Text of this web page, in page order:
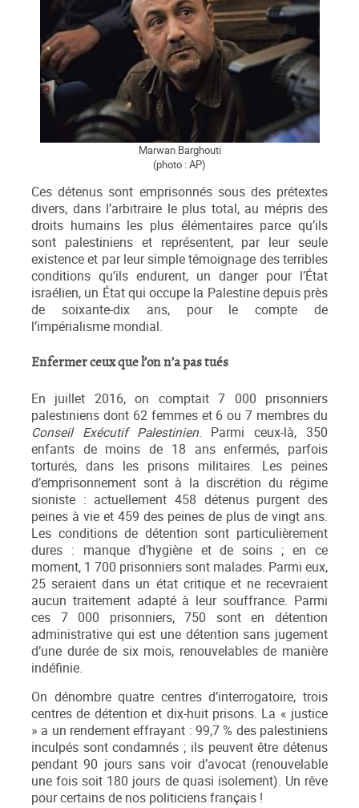
Marwan Barghouti
(photo : AP)
Ces détenus sont emprisonnés sous des prétextes
divers, dans l’arbitraire le plus total, au mépris des
droits humains les plus élémentaires parce qu’ils
sont palestiniens et représentent, par leur seule
existence et par leur simple témoignage des terribles
conditions qu’ils endurent, un danger pour l’État
israélien, un État qui occupe la Palestine depuis près
de soixante-dix ans, pour le compte de
l’impérialisme mondial.
Enfermer ceux que l’on n’a pas tués
En juillet 2016, on comptait 7 000 prisonniers
palestiniens dont 62 femmes et 6 ou 7 membres du
Conseil ExécutifPalestinien. Parmi ceux-là, 350
enfants de moins de 18 ans enfermés, parfois
torturés, dans les prisons militaires. Les peines
d’emprisonnement sont à la discrétion du régime
sioniste : actuellement 458 détenus purgent des
peines à vie et 459 des peines de plus de vingt ans.
Les conditions de détention sont particulièrement
dures : manque d’hygiène et de soins ; en ce
moment, 1 700 prisonniers sont malades. Parmi eux,
25 seraient dans un état critique et ne recevraient
aucun traitement adapté à leur souffrance. Parmi
ces 7 000 prisonniers, 750 sont en détention
administrative qui est une détention sans jugement
d’une durée de six mois, renouvelables de manière
indéfinie.
On dénombre quatre centres d’interrogatoire, trois
centres de détention et dix-huit prisons. La « justice
» a un rendement effrayant : 99,7 % des palestiniens
inculpés sont condamnés ; ils peuvent être détenus
pendant 90 jours sans voir d’avocat (renouvelable
une fois soit 180 jours de quasi isolement). Un rêve
pour certains de nos politiciens français !